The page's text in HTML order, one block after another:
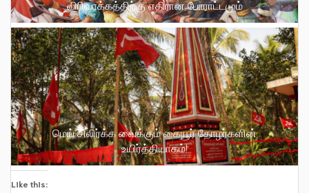
விரிவாக்கத்திற்கு எதிரான போராட்டமும்
மெய் சிலிர்க்க வைக்கும் கையூர் தோழர்களின்
உயிர்த்தியாகம்!
Like this: